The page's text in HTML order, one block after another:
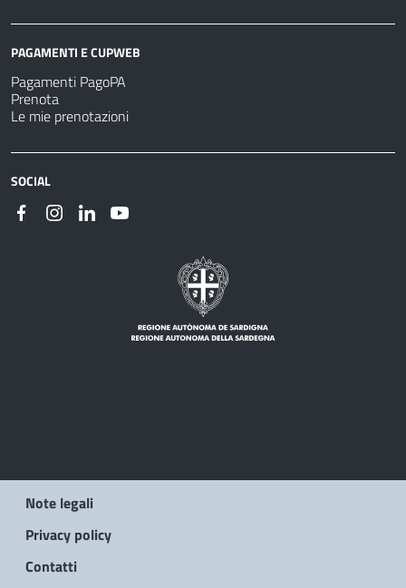
PAGAMENTI E CUPWEB
Pagamenti PagoPA
Prenota
Le mie prenotazioni
SOCIAL
Note legali
Privacy policy
Contatti